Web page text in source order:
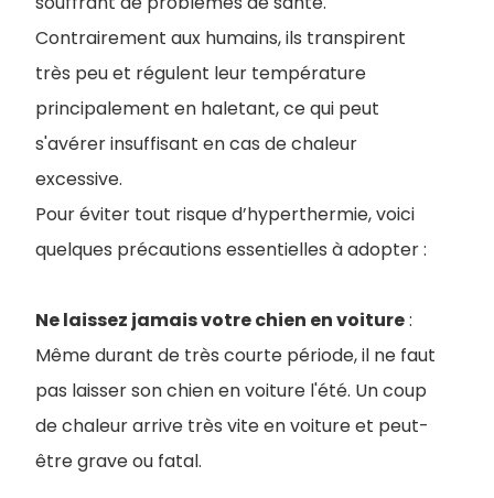
Contrairement aux humains, ils transpirent
très peu et régulent leur température
principalement en haletant, ce qui peut
s'avérer insuffisant en cas de chaleur
excessive.
Pour éviter tout risque d’hyperthermie, voici
quelques précautions essentielles à adopter :
Ne laissez jamais votre chien en voiture:
Même durant de très courte période, il ne faut
pas laisser son chien en voiture l'été. Un coup
de chaleur arrive très vite en voiture et peut-
être grave ou fatal.